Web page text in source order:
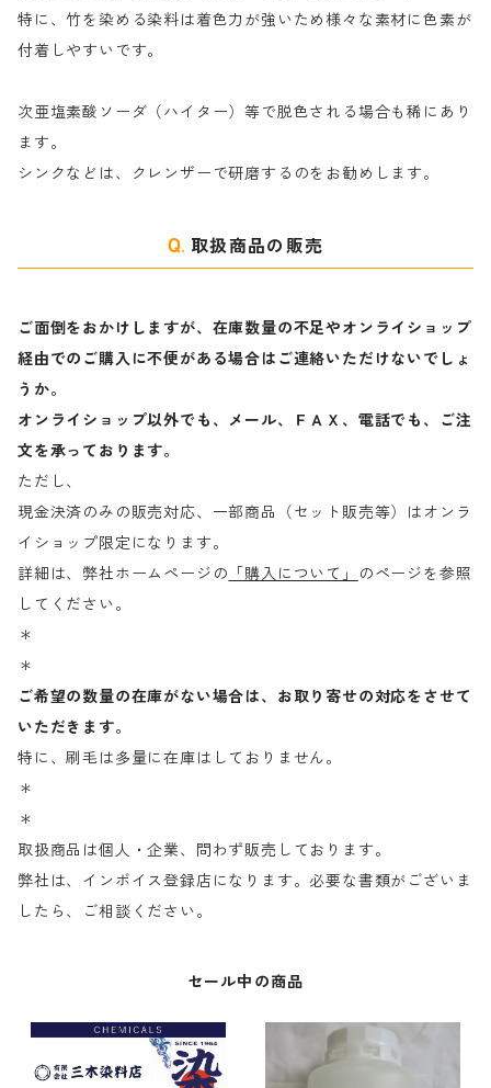
マ行
絹・羊毛を染める染料
特に、竹を染める染料は着色力が強いため様々な素材に色素が
付着しやすいです。
次亜塩素酸ソーダ（ハイター）等で脱色される場合も稀にあり
ます。
シンクなどは、クレンザーで研磨するのをお勧めします。
取扱商品の販売
ご面倒をおかけしますが、在庫数量の不足やオンライショップ
経由でのご購入に不便がある場合はご連絡いただけないでしょ
うか。
オンライショップ以外でも、メール、ＦＡＸ、電話でも、ご注
文を承っております。
ただし、
現金決済のみの販売対応、一部商品（セット販売等）はオンラ
イショップ限定になります。
詳細は、弊社ホームページの 「購入について」
のページを参照
してください。
＊
＊
ご希望の数量の在庫がない場合は、お取り寄せの対応をさせて
いただきます。
特に、刷毛は多量に在庫はしておりません。
＊
＊
取扱商品は個人・企業、問わず販売しております。
弊社は、インボイス登録店になります。必要な書類がございま
したら、ご相談ください。
セール中の商品